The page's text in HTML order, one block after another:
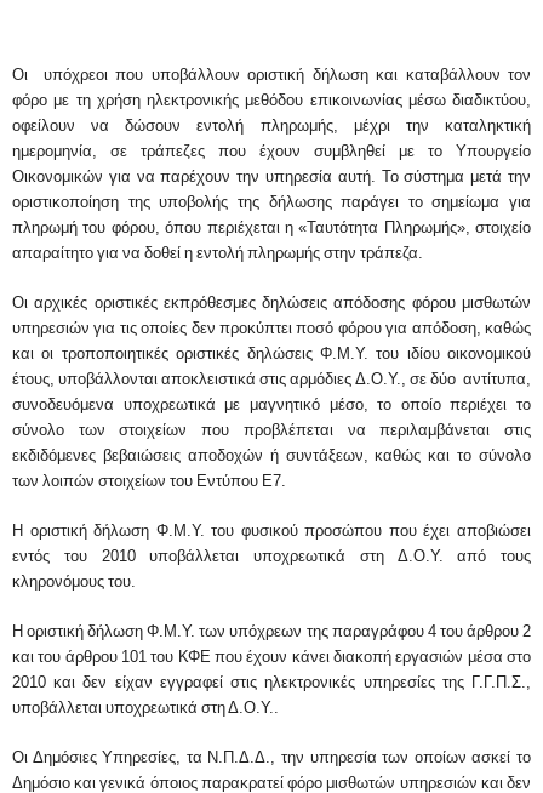
Οι υπόχρεοι που υποβάλλουν οριστική δήλωση και καταβάλλουν τον
φόρο με τη χρήση ηλεκτρονικής μεθόδου επικοινωνίας μέσω διαδικτύου,
οφείλουν να δώσουν εντολή πληρωμής, μέχρι την καταληκτική
ημερομηνία, σε τράπεζες που έχουν συμβληθεί με το Υπουργείο
Οικονομικών για να παρέχουν την υπηρεσία αυτή. Το σύστημα μετά την
οριστικοποίηση της υποβολής της δήλωσης παράγει το σημείωμα για
πληρωμή του φόρου, όπου περιέχεται η «Ταυτότητα Πληρωμής», στοιχείο
απαραίτητο για να δοθεί η εντολή πληρωμής στην τράπεζα.
Οι αρχικές οριστικές εκπρόθεσμες δηλώσεις απόδοσης φόρου μισθωτών
υπηρεσιών για τις οποίες δεν προκύπτει ποσό φόρου για απόδοση, καθώς
και οι τροποποιητικές οριστικές δηλώσεις Φ.Μ.Υ. του ιδίου οικονομικού
έτους, υποβάλλονται αποκλειστικά στις αρμόδιες Δ.Ο.Υ., σε δύο αντίτυπα,
συνοδευόμενα υποχρεωτικά με μαγνητικό μέσο, το οποίο περιέχει το
σύνολο των στοιχείων που προβλέπεται να περιλαμβάνεται στις
εκδιδόμενες βεβαιώσεις αποδοχών ή συντάξεων, καθώς και το σύνολο
των λοιπών στοιχείων του Εντύπου Ε7.
Η οριστική δήλωση Φ.Μ.Υ. του φυσικού προσώπου που έχει αποβιώσει
εντός του 2010 υποβάλλεται υποχρεωτικά στη Δ.Ο.Υ. από τους
κληρονόμους του.
Η οριστική δήλωση Φ.Μ.Υ. των υπόχρεων της παραγράφου 4 του άρθρου 2
και του άρθρου 101 του ΚΦΕ που έχουν κάνει διακοπή εργασιών μέσα στο
2010 και δεν είχαν εγγραφεί στις ηλεκτρονικές υπηρεσίες της Γ.Γ.Π.Σ.,
υποβάλλεται υποχρεωτικά στη Δ.Ο.Υ..
Οι Δημόσιες Υπηρεσίες, τα Ν.Π.Δ.Δ., την υπηρεσία των οποίων ασκεί το
Δημόσιο και γενικά όποιος παρακρατεί φόρο μισθωτών υπηρεσιών και δεν